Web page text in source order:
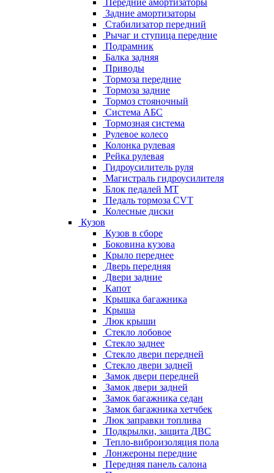
Передние амортизаторы
Задние амортизаторы
Стабилизатор передний
Рычаг и ступица передние
Подрамник
Балка задняя
Приводы
Тормоза передние
Тормоза задние
Тормоз стояночный
Система АБС
Тормозная система
Рулевое колесо
Колонка рулевая
Рейка рулевая
Гидроусилитель руля
Магистраль гидроусилителя
Блок педалей МТ
Педаль тормоза CVT
Колесные диски
Кузов
Кузов в сборе
Боковина кузова
Крыло переднее
Дверь передняя
Двери задние
Капот
Крышка багажника
Крыша
Люк крыши
Стекло лобовое
Стекло заднее
Стекло двери передней
Стекло двери задней
Замок двери передней
Замок двери задней
Замок багажника седан
Замок багажника хетчбек
Люк заправки топлива
Подкрылки, защита ДВС
Тепло-виброизоляция пола
Лонжероны передние
Передняя панель салона